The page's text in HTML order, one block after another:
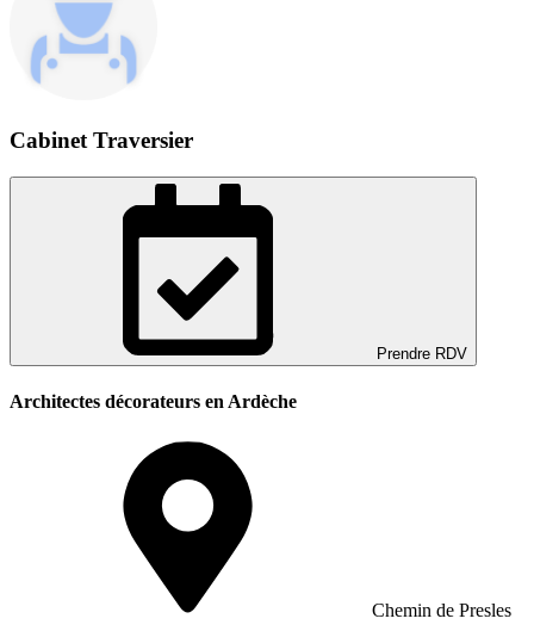
Cabinet Traversier
Prendre RDV
Architectes décorateurs en Ardèche
Chemin de Presles